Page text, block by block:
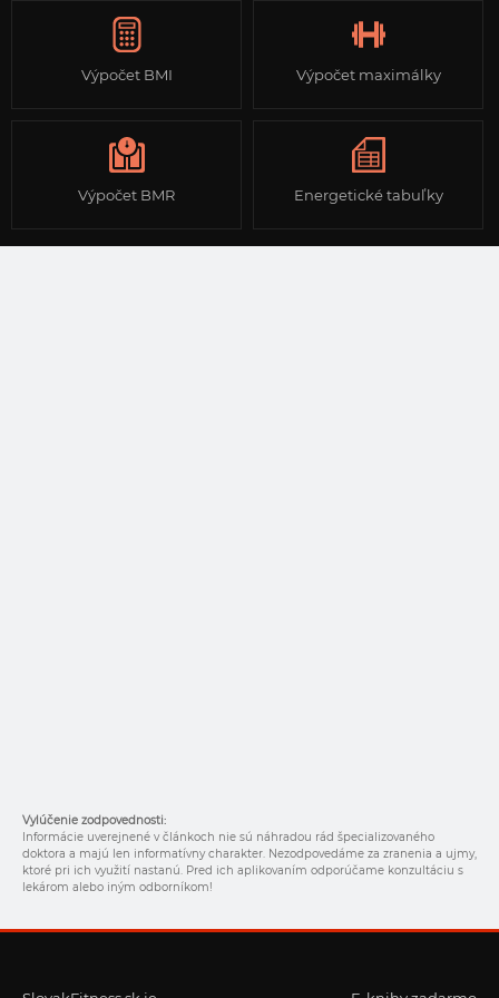
Výpočet BMI Výpočet maximálky
Výpočet BMR Energetické tabuľky
Vylúčenie zodpovednosti:
Informácie uverejnené v článkoch nie sú náhradou rád špecializovaného
doktora a majú len informatívny charakter. Nezodpovedáme za zranenia a ujmy,
ktoré pri ich využití nastanú. Pred ich aplikovaním odporúčame konzultáciu s
lekárom alebo iným odborníkom!